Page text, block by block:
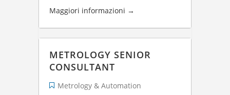
Maggiori informazioni
METROLOGY SENIOR
CONSULTANT
Metrology & Automation